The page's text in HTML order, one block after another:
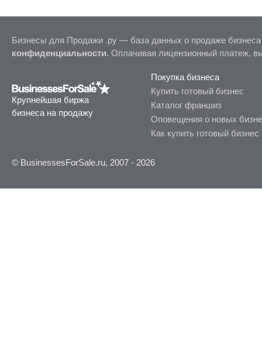
Бизнесы для Продажи .ру — база данных о продаже
конфиденциальности. Оплачивая лицензионный платеж,
Крупнейшая биржа
бизнеса на продажу
Покупка бизнеса
Купить готовый бизнес
Каталог франшиз
Оповещения о новых
Как купить готовый бизнес
© BusinessesForSale.ru, 2007 - 2026